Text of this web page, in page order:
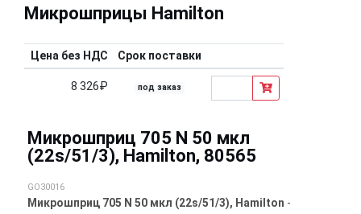
Микрошприцы Hamilton
Цена без НДС Срок поставки
8 326₽ под заказ
Микрошприц 705 N 50 мкл
(22s/51/3), Hamilton, 80565
GO30016
Микрошприц 705 N 50 мкл (22s/51/3), Hamilton -